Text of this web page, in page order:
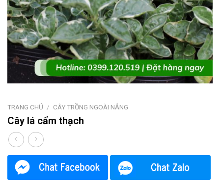
TRANG CHỦ / CÂY TRỒNG NGOÀI NẮNG
Cây lá cẩm thạch